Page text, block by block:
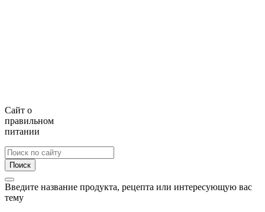
Сайт о
правильном
питании
Поиск
Введите название продукта, рецепта или интересующую вас
тему